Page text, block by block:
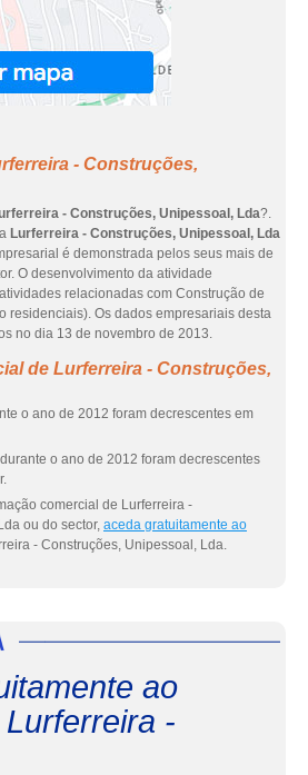
- Construções,
- Construções, Unipessoal, Lda?.
Lurferreira - Construções, Unipessoal, Lda
é demonstrada pelos seus mais de
O desenvolvimento da atividade
relacionadas com Construção de
residenciais). Os dados empresariais desta
no dia 13 de novembro de 2013.
de Lurferreira - Construções,
o ano de 2012 foram decrescentes em
o ano de 2012 foram decrescentes
comercial de Lurferreira -
ou do sector, aceda gratuitamente ao
- Construções, Unipessoal, Lda.
ao
-